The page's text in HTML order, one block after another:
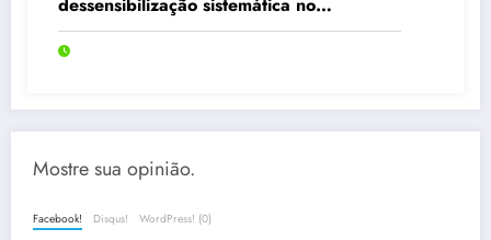
dessensibilização sistemática no
tratamento da ansiedade, do medo e da
fobia
Mostre sua opinião.
Facebook! Disqus! WordPress! (0)